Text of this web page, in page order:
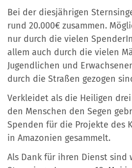
Bei der diesjährigen
rund 20.000€ zusammen.
nur durch die vielen
allem auch durch die vielen
Jugendlichen und
durch die Straßen gezogen
Verkleidet als die Heiligen
den Menschen den Segen
Spenden für die Projekte des
in Amazonien gesammelt.
Als Dank für ihren Dienst sind